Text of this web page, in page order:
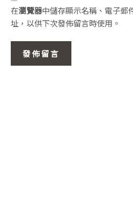
在瀏覽器中儲存顯示名稱、電子郵
址，以供下次發佈留言時使用。